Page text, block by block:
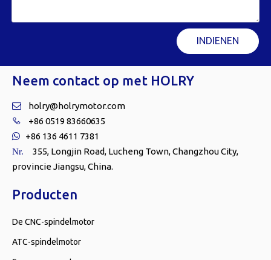
INDIENEN
Neem contact op met HOLRY
 holry@holrymotor.com
 +86 0519 83660635
 +86 136 4611 7381
Nr.
355, Longjin Road, Lucheng Town, Changzhou City,
provincie Jiangsu, China.
Producten
De CNC-spindelmotor
ATC-spindelmotor